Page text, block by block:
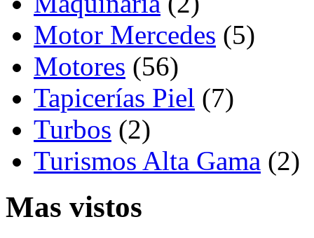
Motor Mercedes (5)
Motores (56)
Tapicerías Piel (7)
Turbos (2)
Turismos Alta Gama (2)
Mas vistos